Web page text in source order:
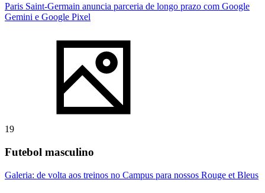
Paris Saint-Germain anuncia parceria de longo prazo com Google
Gemini e Google Pixel
19
Futebol masculino
Galeria: de volta aos treinos no Campus para nossos Rouge et Bleus